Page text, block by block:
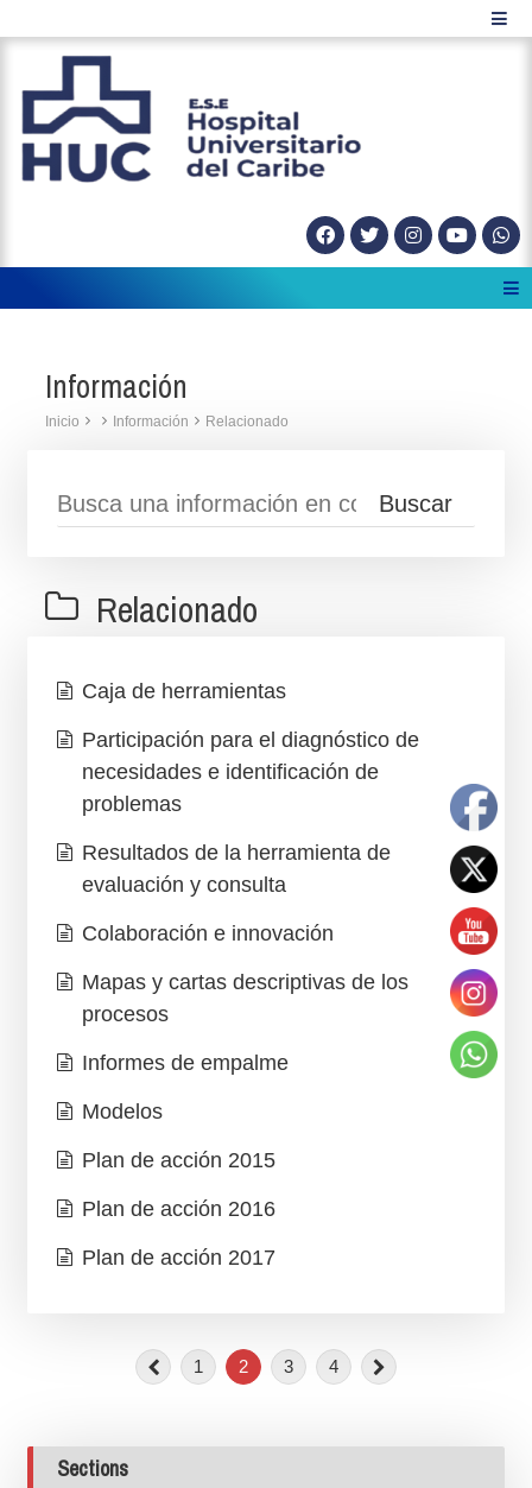
Información
Inicio Información Relacionado
Relacionado
Caja de herramientas
Participación para el diagnóstico de
necesidades e identificación de
problemas
Resultados de la herramienta de
evaluación y consulta
Colaboración e innovación
Mapas y cartas descriptivas de los
procesos
Informes de empalme
Modelos
Plan de acción 2015
Plan de acción 2016
Plan de acción 2017
1 2 3 4
Sections